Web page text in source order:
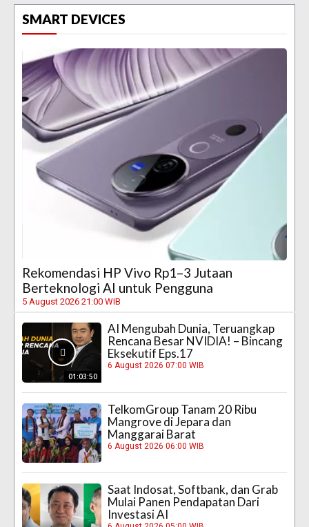
SMART DEVICES
Rekomendasi HP Vivo Rp1–3 Jutaan
Berteknologi AI untuk Pengguna
5 August 2026 21:00 WIB
01:03:50
AI Mengubah Dunia, Teruangkap
Rencana Besar NVIDIA! – Bincang
Eksekutif Eps.17
6 August 2026 07:00 WIB
TelkomGroup Tanam 20 Ribu
Mangrove di Jepara dan
Manggarai Barat
6 August 2026 06:00 WIB
Saat Indosat, Softbank, dan Grab
Mulai Panen Pendapatan Dari
Investasi AI